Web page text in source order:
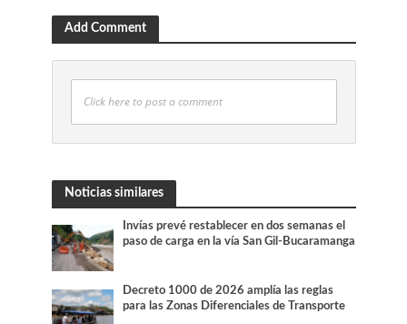
Add Comment
Click here to post a comment
Noticias similares
Invías prevé restablecer en dos semanas el
paso de carga en la vía San Gil-Bucaramanga
Decreto 1000 de 2026 amplía las reglas
para las Zonas Diferenciales de Transporte